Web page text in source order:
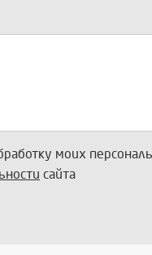
моих
сайта